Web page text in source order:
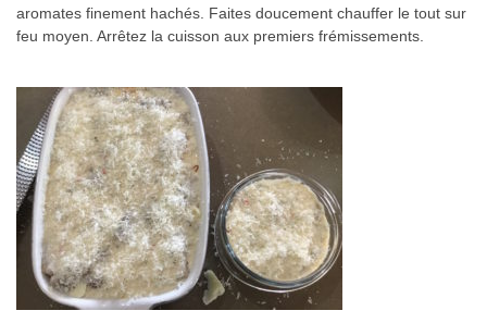
aromates finement hachés. Faites doucement chauffer le tout sur
feu moyen. Arrêtez la cuisson aux premiers frémissements.